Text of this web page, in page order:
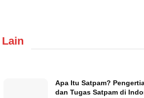
Lain
Apa Itu Satpam?
dan Tugas Satpam di